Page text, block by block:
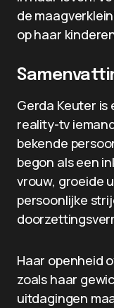
de
op haar
Gerda Keuter is
reality-tv
bekende
begon als een
vrouw, groeide
persoonlijke
Haar openheid
zoals haar
uitdagingen